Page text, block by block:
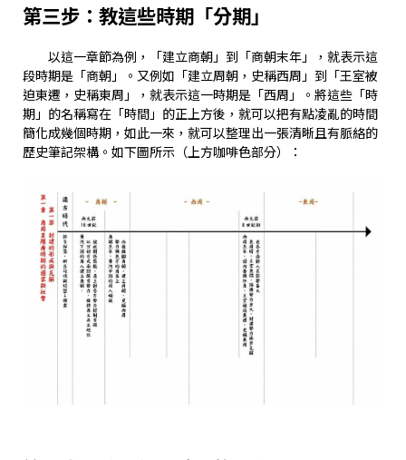
第三步：教這些時期「分期」
以這一章節為例，「建立商朝」到「商朝末年」，就表示這
段時期是「商朝」。又例如「建立周朝，史稱西周」到「王室被
迫東遷，史稱東周」，就表示這一時期是「西周」。將這些「時
期」的名稱寫在「時間」的正上方後，就可以把有點凌亂的時間
簡化成幾個時期，如此一來，就可以整理出一張清晰且有脈絡的
歷史筆記架構。如下圖所示（上方咖啡色部分）：